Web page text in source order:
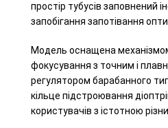
простір тубусів заповнений
запобігання запотівання
Модель оснащена
фокусування з точним і
регулятором барабанного
кільце підстроювання
користувачів з істотною